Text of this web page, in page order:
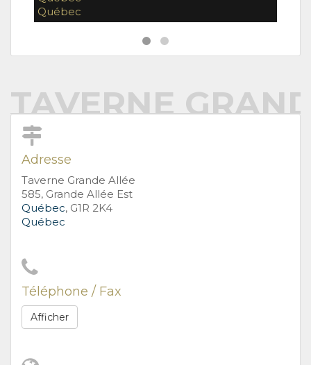
Québec
TAVERNE
Adresse
Taverne Grande Allée
585, Grande Allée Est
Québec, G1R 2K4
Québec
Téléphone / Fax
Afficher